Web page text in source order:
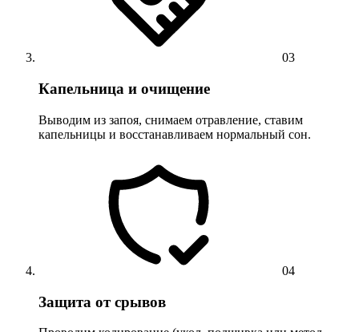
03
Капельница и очищение
Выводим из запоя, снимаем отравление, ставим
капельницы и восстанавливаем нормальный сон.
04
Защита от срывов